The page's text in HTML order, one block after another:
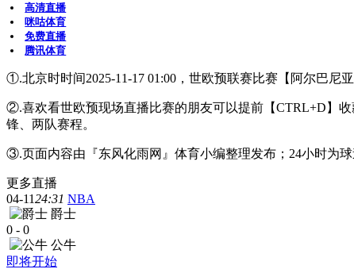
高清直播
咪咕体育
免费直播
腾讯体育
①.北京时时间2025-11-17 01:00，世欧预联赛比赛【阿尔巴尼
②.喜欢看世欧预现场直播比赛的朋友可以提前【CTRL+D】
锋、两队赛程。
③.页面内容由『东风化雨网』体育小编整理发布；24小时为
更多直播
04-1124:31 NBA
爵士
0 - 0
公牛
即将开始